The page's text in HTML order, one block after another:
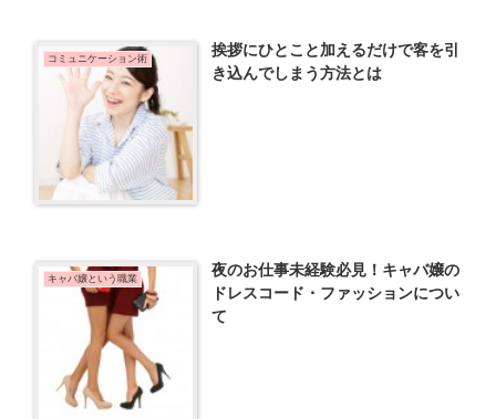
コミュニケーション術
挨拶にひとこと加えるだけで客を引
き込んでしまう方法とは
キャバ嬢という職業
夜のお仕事未経験必見！キャバ嬢の
ドレスコード・ファッションについ
て